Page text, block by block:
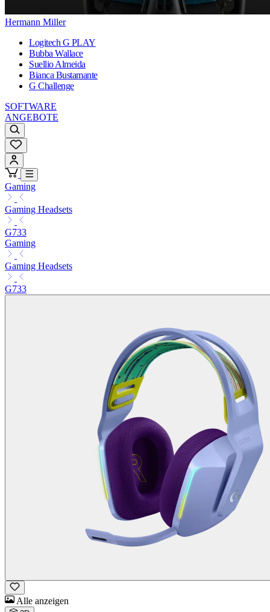
Hermann Miller
Logitech G PLAY
Bubba Wallace
Suellio Almeida
Bianca Bustamante
G Challenge
SOFTWARE
ANGEBOTE
Gaming
Gaming Headsets
G733
Gaming
Gaming Headsets
G733
Alle anzeigen